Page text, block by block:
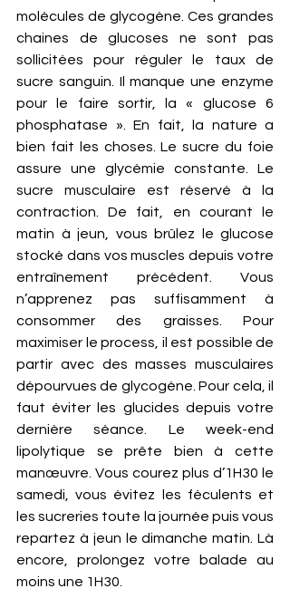
molécules de glycogène. Ces grandes
chaines de glucoses ne sont pas
sollicitées pour réguler le taux de
sucre sanguin. Il manque une enzyme
pour le faire sortir, la « glucose 6
phosphatase ». En fait, la nature a
bien fait les choses. Le sucre du foie
assure une glycémie constante. Le
sucre musculaire est réservé à la
contraction. De fait, en courant le
matin à jeun, vous brûlez le glucose
stocké dans vos muscles depuis votre
entraînement précédent. Vous
n’apprenez pas suffisamment à
consommer des graisses. Pour
maximiser le process, il est possible de
partir avec des masses musculaires
dépourvues de glycogène. Pour cela, il
faut éviter les glucides depuis votre
dernière séance. Le week-end
lipolytique se prête bien à cette
manœuvre. Vous courez plus d’1H30 le
samedi, vous évitez les féculents et
les sucreries toute la journée puis vous
repartez à jeun le dimanche matin. Là
encore, prolongez votre balade au
moins une 1H30.